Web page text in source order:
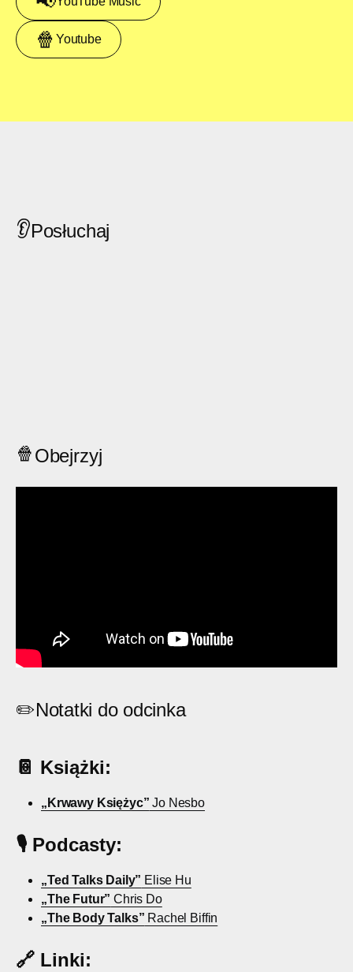
🍿 Youtube
👂Posłuchaj
🍿Obejrzyj
✏️Notatki do odcinka
📔 Książki:
„Krwawy Księżyc” Jo Nesbo
🎙️ Podcasty:
„Ted Talks Daily” Elise Hu
„The Futur” Chris Do
„The Body Talks” Rachel Biffin
🔗 Linki: